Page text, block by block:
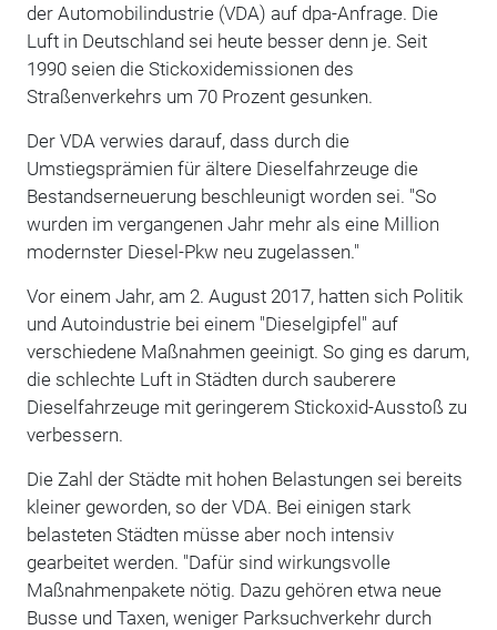
der Automobilindustrie (VDA) auf dpa-Anfrage. Die
Luft in Deutschland sei heute besser denn je. Seit
1990 seien die Stickoxidemissionen des
Straßenverkehrs um 70 Prozent gesunken.
Der VDA verwies darauf, dass durch die
Umstiegsprämien für ältere Dieselfahrzeuge die
Bestandserneuerung beschleunigt worden sei. "So
wurden im vergangenen Jahr mehr als eine Million
modernster Diesel-Pkw neu zugelassen."
Vor einem Jahr, am 2. August 2017, hatten sich Politik
und Autoindustrie bei einem "Dieselgipfel" auf
verschiedene Maßnahmen geeinigt. So ging es darum,
die schlechte Luft in Städten durch sauberere
Dieselfahrzeuge mit geringerem Stickoxid-Ausstoß zu
verbessern.
Die Zahl der Städte mit hohen Belastungen sei bereits
kleiner geworden, so der VDA. Bei einigen stark
belasteten Städten müsse aber noch intensiv
gearbeitet werden. "Dafür sind wirkungsvolle
Maßnahmenpakete nötig. Dazu gehören etwa neue
Busse und Taxen, weniger Parksuchverkehr durch